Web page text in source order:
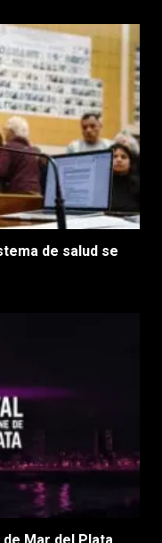
de salud se